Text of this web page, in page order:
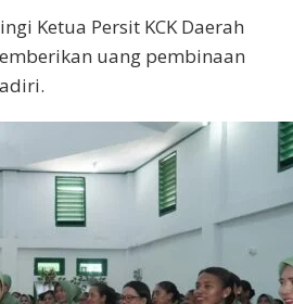
Ketua Persit KCK Daerah
uang pembinaan